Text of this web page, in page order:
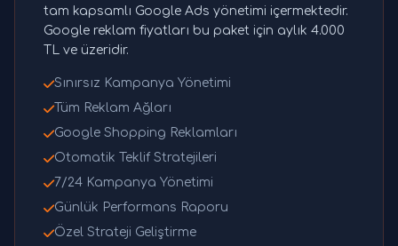
tam kapsamlı Google Ads yönetimi içermektedir.
Google reklam fiyatları bu paket için aylık 4.000
TL ve üzeridir.
Sınırsız Kampanya Yönetimi
Tüm Reklam Ağları
Google Shopping Reklamları
Otomatik Teklif Stratejileri
7/24 Kampanya Yönetimi
Günlük Performans Raporu
Özel Strateji Geliştirme